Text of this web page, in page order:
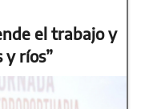
el trabajo y
y ríos”